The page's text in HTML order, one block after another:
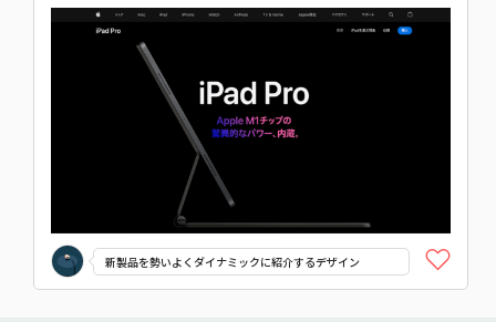
新製品を勢いよくダイナミックに紹介するデザイン